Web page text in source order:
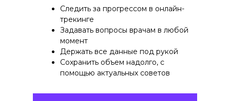
Следить за прогрессом в онлайн-
трекинге
Задавать вопросы врачам в любой
момент
Держать все данные под рукой
Сохранить объем надолго, с
помощью актуальных советов